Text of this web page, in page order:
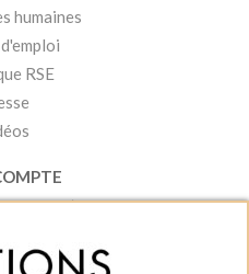
humaines
RSE
compte
compte